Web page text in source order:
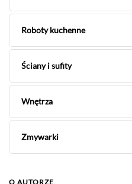
Roboty kuchenne
Ściany i sufity
Wnętrza
Zmywarki
O AUTORZE